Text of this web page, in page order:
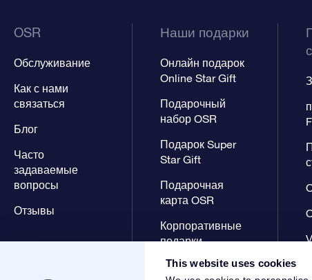
This website uses cookies
OSR
Обслуживание
Как с нами
связаться
Блог
Часто
задаваемые
вопросы
Отзывы
Наши подарки
Онлайн подарок
Online Star Gift
Подарочный
набор OSR
Подарок Super
Star Gift
Подарочная
карта OSR
Корпоративные
подарки